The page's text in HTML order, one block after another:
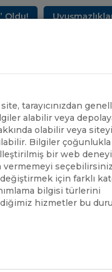
Uyuşmazlıkların
UND YAYINLARI
MERKEZİ
tarayıcınızdan
alabilir veya
olabilir veya siteyi
Bilgiler
bir web
vermemeyi
değiştirmek için farklı
bilgisi türlerini
hizmetler bu